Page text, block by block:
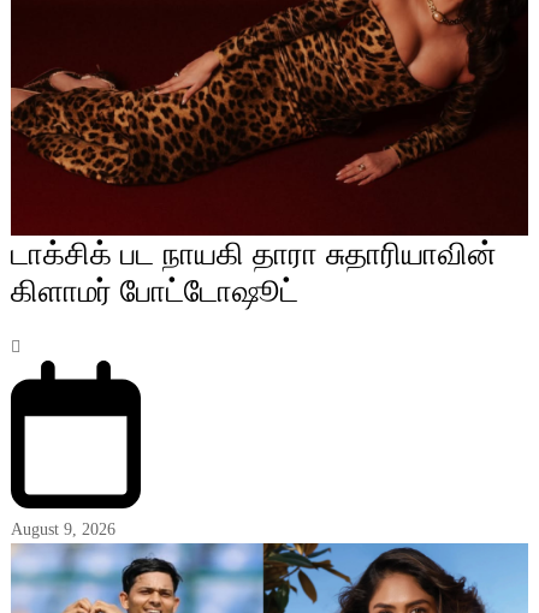
டாக்சிக் பட நாயகி தாரா சுதாரியாவின்
கிளாமர் போட்டோஷூட்
August 9, 2026